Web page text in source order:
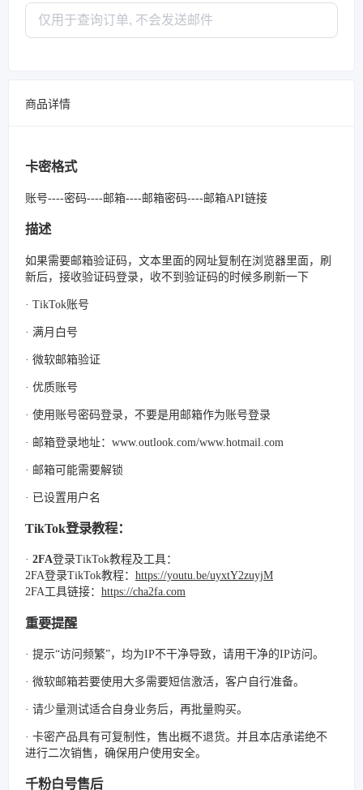
商品详情
卡密格式
账号----密码----邮箱----邮箱密码----邮箱API链接
描述
如果需要邮箱验证码，文本里面的网址复制在浏览器里面，刷
新后，接收验证码登录，收不到验证码的时候多刷新一下
· TikTok账号
· 满月白号
· 微软邮箱验证
· 优质账号
· 使用账号密码登录，不要是用邮箱作为账号登录
· 邮箱登录地址：www.outlook.com/www.hotmail.com
· 邮箱可能需要解锁
· 已设置用户名
TikTok登录教程：
· 2FA登录TikTok教程及工具：
2FA登录TikTok教程： https://youtu.be/uyxtY2zuyjM
2FA工具链接： https://cha2fa.com
重要提醒
· 提示“访问频繁”，均为IP不干净导致，请用干净的IP访问。
· 微软邮箱若要使用大多需要短信激活，客户自行准备。
· 请少量测试适合自身业务后，再批量购买。
· 卡密产品具有可复制性，售出概不退货。并且本店承诺绝不
进行二次销售，确保用户使用安全。
千粉白号售后